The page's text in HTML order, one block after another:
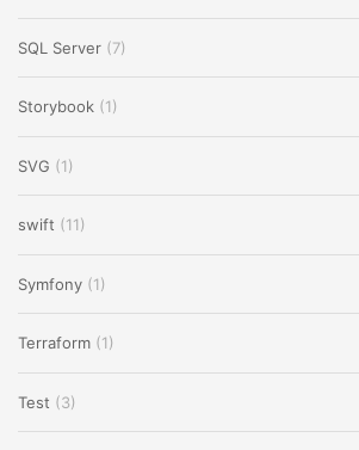
SQL Server (7)
Storybook (1)
SVG (1)
swift (11)
Symfony (1)
Terraform (1)
Test (3)